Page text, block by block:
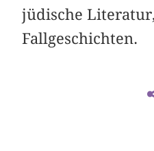
jüdische
Fallgeschichten.